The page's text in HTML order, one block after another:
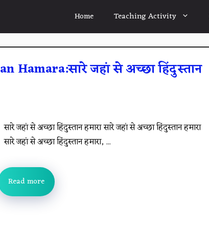
Home Teaching Activity
Hamara:सारे जहां से अच्छा हिंदुस्तान
सारे जहां से अच्छा हिंदुस्तान हमारा सारे जहां से अच्छा हिंदुस्तान हमारा
सारे जहां से अच्छा हिंदुस्तान हमारा, ...
Read more